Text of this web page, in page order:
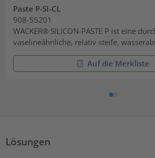
Paste P-SI-CL
908-55201
WACKER® SILICON-PASTE P ist eine
vaselineähnliche, relativ steife,
Auf die Merkliste
Lösungen